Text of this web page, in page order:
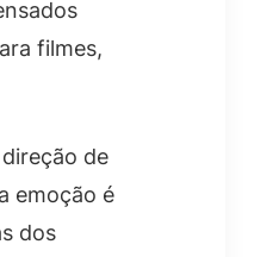
filmes,
de
emoção é
dos